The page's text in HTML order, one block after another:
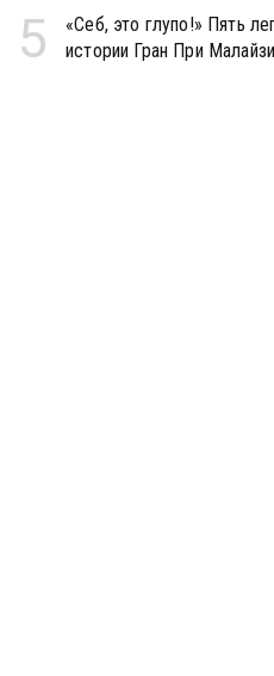
5
«Себ, это глупо!» Пять
истории Гран При